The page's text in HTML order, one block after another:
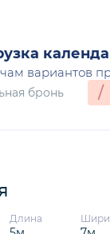
вариантов
бронь /
Длина